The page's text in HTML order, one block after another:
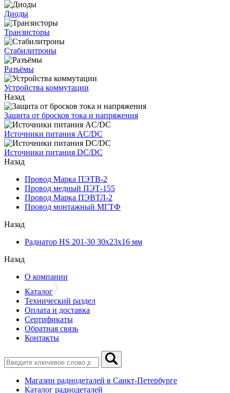
Диоды
Транзисторы
Стабилитроны
Разъёмы
Устройства коммутации
Назад
Защита от бросков тока и напряжения
Источники питания AC/DC
Источники питания DC/DC
Назад
Провод Марка ПЭТВ-2
Провод медный ПЭТ-155
Провод Марка ПЭВТЛ-2
Провод монтажный МГТФ
Назад
Радиатор HS 201-30 30х23х16 мм
Назад
О компании
Каталог
Технический раздел
Оплата и доставка
Сертификаты
Обратная связь
Контакты
Магазин радиодеталей в Санкт-Петербурге
Каталог радиодеталей